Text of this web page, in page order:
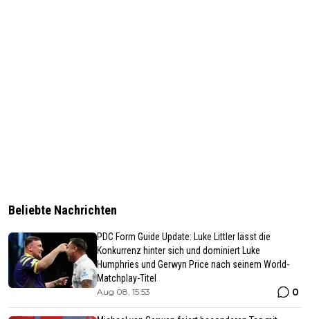
Beliebte Nachrichten
PDC Form Guide Update: Luke Littler lässt die
Konkurrenz hinter sich und dominiert Luke
Humphries und Gerwyn Price nach seinem World-
Matchplay-Titel
Aug 08, 15:53 0